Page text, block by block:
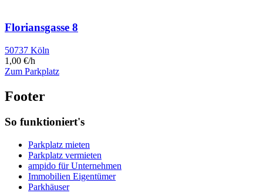
Floriansgasse 8
50737 Köln
1,00 €/h
Zum Parkplatz
Footer
So funktioniert's
Parkplatz mieten
Parkplatz vermieten
ampido für Unternehmen
Immobilien Eigentümer
Parkhäuser